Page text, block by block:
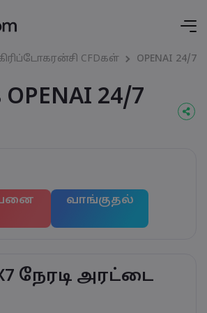
CFDகள் OPENAI 24/7
24/7
வாங்குதல்
நேரடி அரட்டை